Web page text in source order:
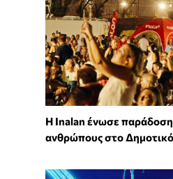
Η Inalan ένωσε
ανθρώπους στο